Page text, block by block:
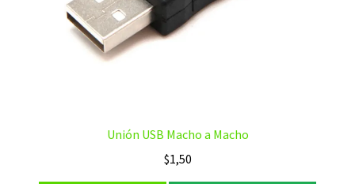
Unión USB Macho a Macho
$1,50